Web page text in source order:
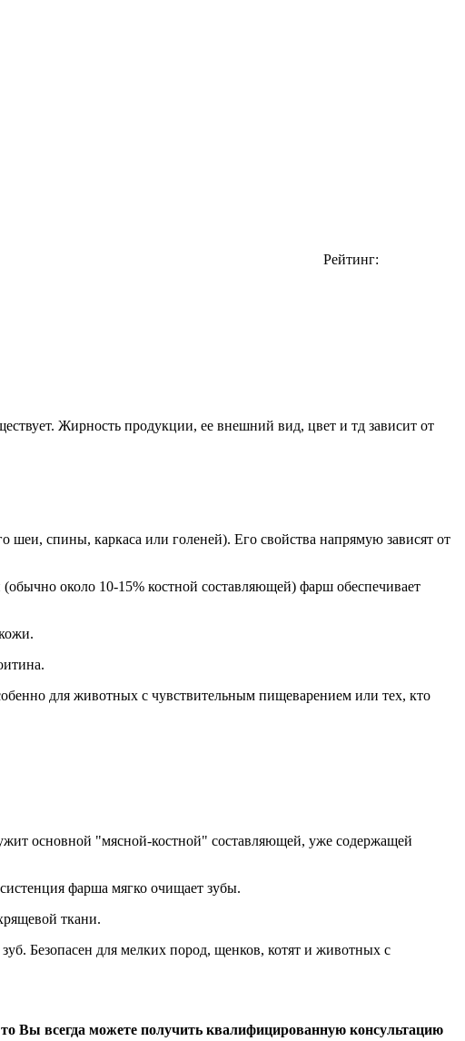
Рейтинг:
Жирность продукции, ее внешний вид, цвет и тд зависит от
спины, каркаса или голеней). Его свойства напрямую зависят от
около 10-15% костной составляющей) фарш обеспечивает
для животных с чувствительным пищеварением или тех, кто
основной "мясной-костной" составляющей, уже содержащей
фарша мягко очищает зубы.
ткани.
Безопасен для мелких пород, щенков, котят и животных с
Вы всегда можете получить квалифицированную консультацию